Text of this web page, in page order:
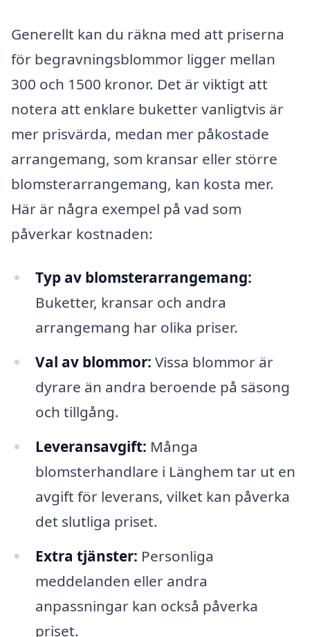
Generellt kan du räkna med att priserna
för begravningsblommor ligger mellan
300 och 1500 kronor. Det är viktigt att
notera att enklare buketter vanligtvis är
mer prisvärda, medan mer påkostade
arrangemang, som kransar eller större
blomsterarrangemang, kan kosta mer.
Här är några exempel på vad som
påverkar kostnaden:
Typ av blomsterarrangemang:
Buketter, kransar och andra
arrangemang har olika priser.
Val av blommor: Vissa blommor är
dyrare än andra beroende på säsong
och tillgång.
Leveransavgift: Många
blomsterhandlare i Länghem tar ut en
avgift för leverans, vilket kan påverka
det slutliga priset.
Extra tjänster: Personliga
meddelanden eller andra
anpassningar kan också påverka
priset.